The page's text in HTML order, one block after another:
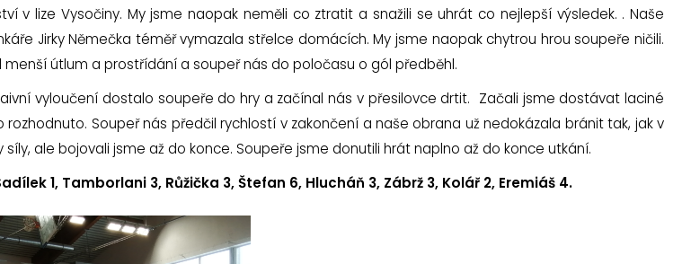
v lize Vysočiny. My jsme naopak neměli co ztratit a snažili se uhrát co nejlepší výsledek. . Naše
Jirky Němečka téměř vymazala střelce domácích. My jsme naopak chytrou hrou soupeře ničili.
útlum a prostřídání a soupeř nás do poločasu o gól předběhl.
vyloučení dostalo soupeře do hry a začínal nás v přesilovce drtit. Začali jsme dostávat laciné
Soupeř nás předčil rychlostí v zakončení a naše obrana už nedokázala bránit tak, jak v
ale bojovali jsme až do konce. Soupeře jsme donutili hrát naplno až do konce utkání.
1, Tamborlani 3, Růžička 3, Štefan 6, Hlucháň 3, Zábrž 3, Kolář 2, Eremiáš 4.